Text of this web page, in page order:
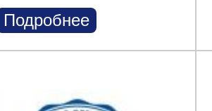
Подробнее